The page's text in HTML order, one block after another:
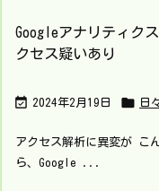
Googleアナリティク
クセス疑いあり
 2024年2月19日  日
アクセス解析に異変が こ
ら、Google ...